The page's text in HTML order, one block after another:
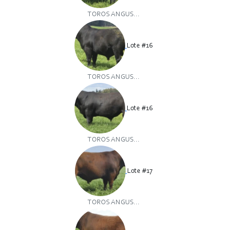
TOROS ANGUS...
Lote #16
TOROS ANGUS...
Lote #16
TOROS ANGUS...
Lote #17
TOROS ANGUS...